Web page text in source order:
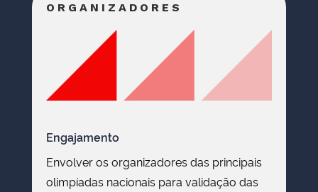
ORGANIZADORES
Engajamento
Envolver os organizadores das principais
olimpíadas nacionais para validação das